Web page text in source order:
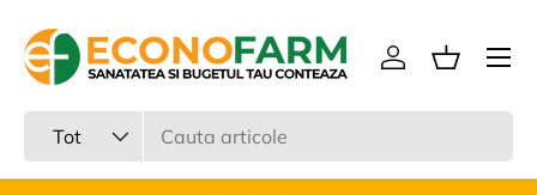
Sari la continut
Tot
Intra in cont
Cos
Meniu